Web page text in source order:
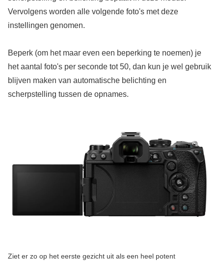
Vervolgens worden alle volgende foto's met deze
instellingen genomen.
Beperk (om het maar even een beperking te noemen) je
het aantal foto's per seconde tot 50, dan kun je wel gebruik
blijven maken van automatische belichting en
scherpstelling tussen de opnames.
Ziet er zo op het eerste gezicht uit als een heel potent